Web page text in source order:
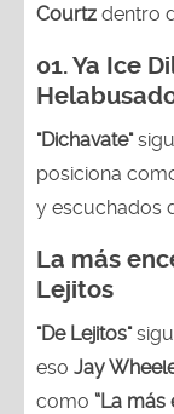
Courtz dentro
01.Ya Ice
"Dichavate"
posiciona
y escuchados
La más
Lejitos
"De Lejitos"
eso Jay
como “La